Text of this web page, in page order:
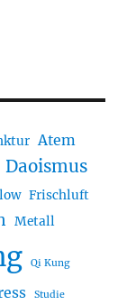
Atem
Daoismus
Frischluft
Metall
Qi Kung
Studie